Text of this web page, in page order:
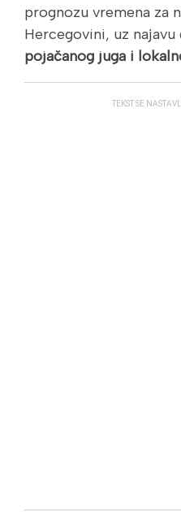
prognozu vremena za
Hercegovini, uz najavu
pojačanog juga i
TEKST SE